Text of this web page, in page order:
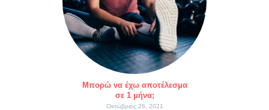
Μπορώ να έχω αποτέλεσμα
σε 1 μήνα;
Οκτώβριος 26, 2021